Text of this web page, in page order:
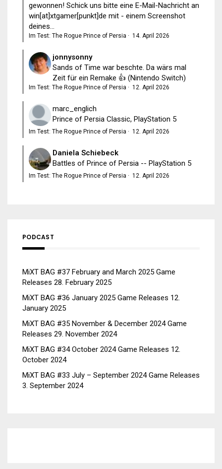
gewonnen! Schick uns bitte eine E-Mail-Nachricht an
win[at]xtgamer[punkt]de mit - einem Screenshot
deines...
Im Test: The Rogue Prince of Persia · 14. April 2026
jonnysonny
Sands of Time war beschte. Da wärs mal
Zeit für ein Remake 👍 (Nintendo Switch)
Im Test: The Rogue Prince of Persia · 12. April 2026
marc_englich
Prince of Persia Classic, PlayStation 5
Im Test: The Rogue Prince of Persia · 12. April 2026
Daniela Schiebeck
Battles of Prince of Persia -- PlayStation 5
Im Test: The Rogue Prince of Persia · 12. April 2026
PODCAST
MiXT BAG #37 February and March 2025 Game
Releases 28. February 2025
MiXT BAG #36 January 2025 Game Releases 12.
January 2025
MiXT BAG #35 November & December 2024 Game
Releases 29. November 2024
MiXT BAG #34 October 2024 Game Releases 12.
October 2024
MiXT BAG #33 July – September 2024 Game Releases
3. September 2024